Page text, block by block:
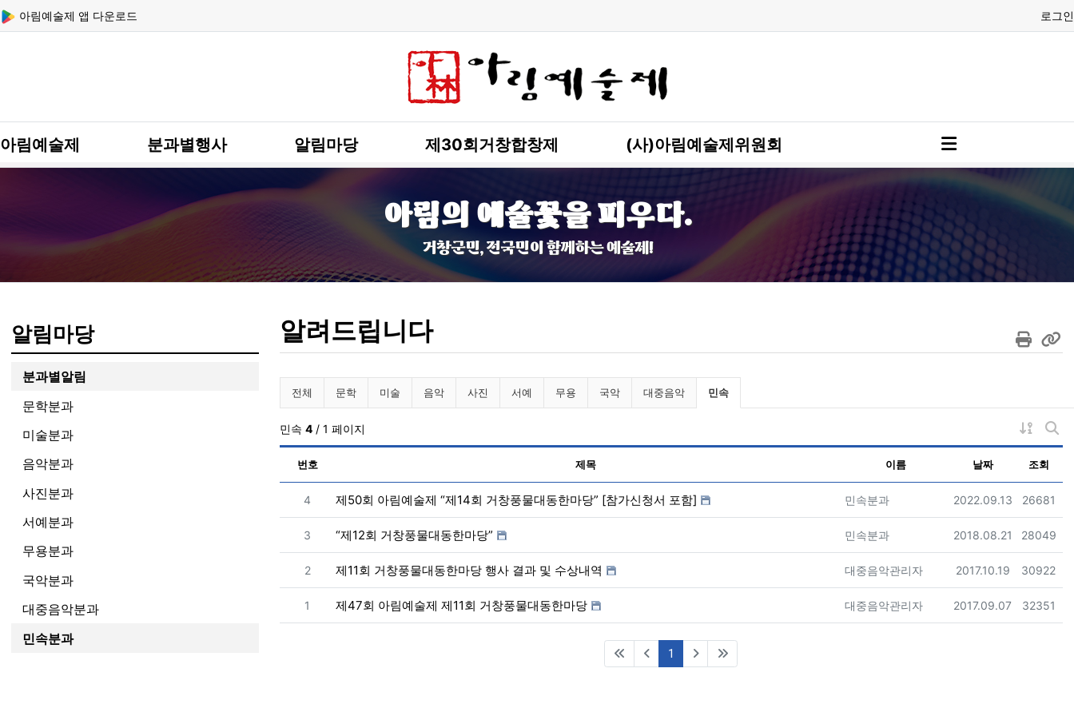
상단 네비 로그인
아림예술제 앱 다운로드
메인 메뉴
아림예술제 분과별행사 알림마당 제30회거창합창제 (사)아림예술제위원회
아림의 예술꽃을 피우다.
거창군민, 전국민이 함께하는 예술제!
알려드립니다
알려드립니다 분류 목록
전체 문학 미술 음악 사진 서예 무용 국악 대중음악 현재 분류
민속
민속 4/ 1 페이지
게시물
게
번호 제목 이름 날짜 조회
번호
4 제50회 아림예술제 “제14회 거창풍물대동한마당” [참가신청서 포함] 등록자
민속분과 등록일
2022.09.13 조회
26681
번호
3 “제12회 거창풍물대동한마당” 등록자
민속분과 등록일
2018.08.21 조회
28049
번호
2 제11회 거창풍물대동한마당 행사 결과 및 수상내역 등록자
대중음악관리자 등록일
2017.10.19 조회
30922
번호
1 제47회 아림예술제 제11회 거창풍물대동한마당 등록자
대중음악관리자 등록일
2017.09.07 조회
32351
1 (current)
알림마당
분과별알림
문학분과
미술분과
음악분과
사진분과
서예분과
무용분과
국악분과
대중음악분과
민속분과